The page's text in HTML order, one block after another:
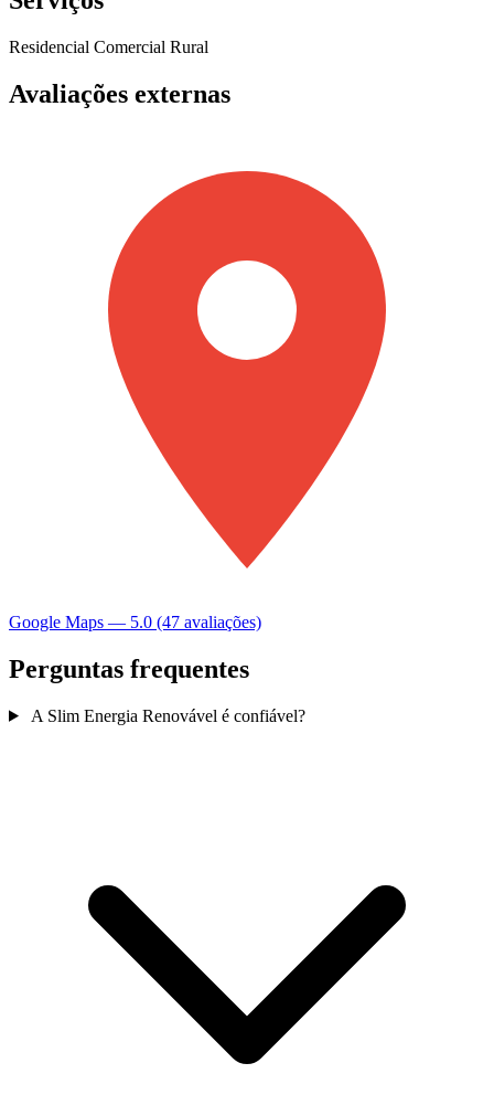
Residencial Comercial Rural
Avaliações externas
Google Maps — 5.0 (47 avaliações)
Perguntas frequentes
A Slim Energia Renovável é confiável?